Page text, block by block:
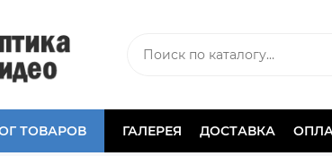
ТОВАРОВ ГАЛЕРЕЯ ДОСТАВКА